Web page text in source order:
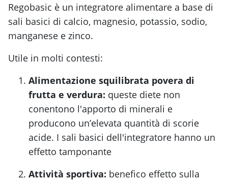
Regobasic è un integratore alimentare a base di
sali basici di calcio, magnesio, potassio, sodio,
manganese e zinco.
Utile in molti contesti:
Alimentazione squilibrata povera di
frutta e verdura: queste diete non
conentono l'apporto di minerali e
producono un’elevata quantità di scorie
acide. I sali basici dell'integratore hanno un
effetto tamponante
Attività sportiva: benefico effetto sulla